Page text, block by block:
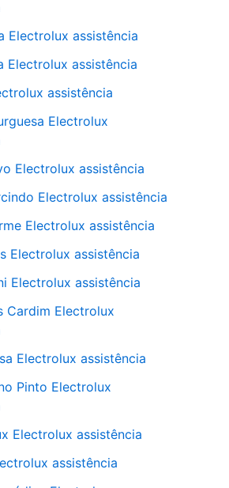
Electrolux assistência
Electrolux assistência
assistência
Electrolux
Electrolux assistência
Electrolux assistência
Electrolux assistência
Electrolux assistência
Electrolux assistência
Cardim Electrolux
Electrolux assistência
Pinto Electrolux
Electrolux assistência
assistência